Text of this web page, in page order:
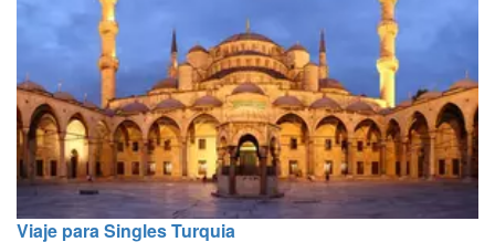
Viaje para Singles Turquia